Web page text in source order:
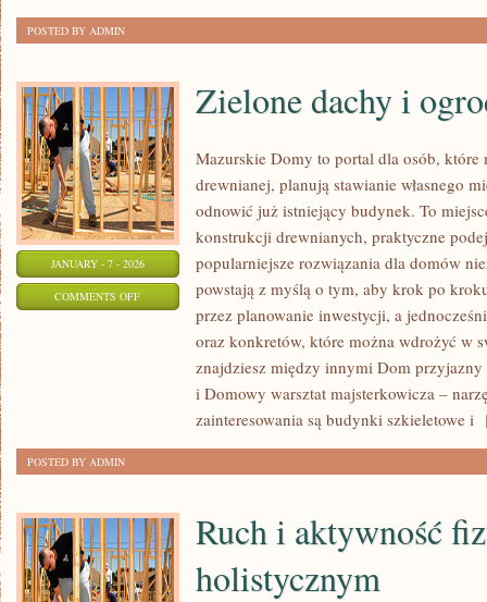
POSTED BY ADMIN
JANUARY - 7 - 2026
COMMENTS OFFON
Zielone dachy i
Mazurskie Domy to portal dla osób,
drewnianej, planują stawianie własnego
odnowić już istniejący budynek. To
konstrukcji drewnianych, praktyczne
popularniejsze rozwiązania dla domów
powstają z myślą o tym, aby krok po
przez planowanie inwestycji, a
oraz konkretów, które można wdrożyć w
znajdziesz między innymi Dom
i Domowy warsztat majsterkowicza –
zainteresowania są budynki szkieletowe i
POSTED BY ADMIN
Ruch i aktywność
holistycznym